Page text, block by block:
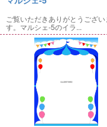
ご覧いただきありがとうござい
す。マルシェ-5のイラ...